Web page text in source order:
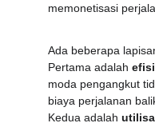
memonetisasi
Ada beberapa
Pertama adalah
moda pengangkut
biaya perjalanan
Kedua adalah